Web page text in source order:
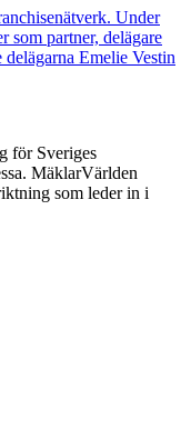
Under
som partner, delägare
Emelie Vestin
för Sveriges
MäklarVärlden
som leder in i